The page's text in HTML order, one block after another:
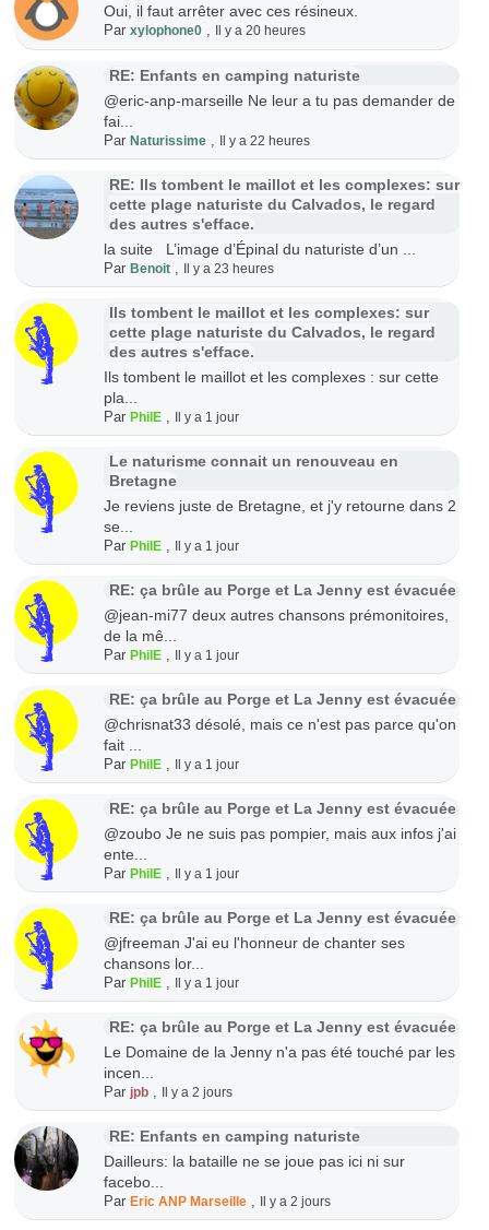
Oui, il faut arrêter avec ces résineux.
Par xylophone0, Il y a 20 heures
RE: Enfants en camping naturiste
@eric-anp-marseille Ne leur a tu pas demander de
fai...
Par Naturissime, Il y a 22 heures
RE: Ils tombent le maillot et les complexes: sur
cette plage naturiste du Calvados, le regard
des autres s'efface.
la suite L’image d’Épinal du naturiste d’un ...
Par Benoit, Il y a 23 heures
Ils tombent le maillot et les complexes: sur
cette plage naturiste du Calvados, le regard
des autres s'efface.
Ils tombent le maillot et les complexes : sur cette
pla...
Par PhilE, Il y a 1 jour
Le naturisme connait un renouveau en
Bretagne
Je reviens juste de Bretagne, et j'y retourne dans 2
se...
Par PhilE, Il y a 1 jour
RE: ça brûle au Porge et La Jenny est évacuée
@jean-mi77 deux autres chansons prémonitoires,
de la mê...
Par PhilE, Il y a 1 jour
RE: ça brûle au Porge et La Jenny est évacuée
@chrisnat33 désolé, mais ce n'est pas parce qu'on
fait ...
Par PhilE, Il y a 1 jour
RE: ça brûle au Porge et La Jenny est évacuée
@zoubo Je ne suis pas pompier, mais aux infos j'ai
ente...
Par PhilE, Il y a 1 jour
RE: ça brûle au Porge et La Jenny est évacuée
@jfreeman J'ai eu l'honneur de chanter ses
chansons lor...
Par PhilE, Il y a 1 jour
RE: ça brûle au Porge et La Jenny est évacuée
Le Domaine de la Jenny n'a pas été touché par les
incen...
Par jpb, Il y a 2 jours
RE: Enfants en camping naturiste
Dailleurs: la bataille ne se joue pas ici ni sur
facebo...
Par Eric ANP Marseille, Il y a 2 jours